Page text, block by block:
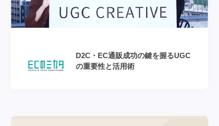
D2C・EC通販成功の鍵を握るUGC
の重要性と活用術